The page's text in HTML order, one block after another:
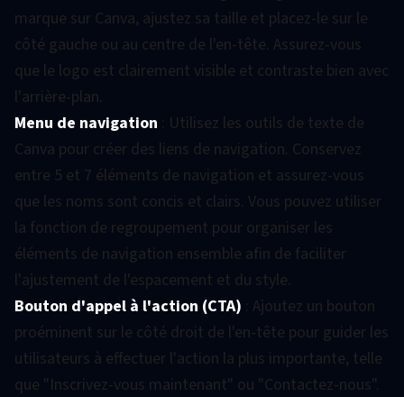
marque sur Canva, ajustez sa taille et placez-le sur le
côté gauche ou au centre de l'en-tête. Assurez-vous
que le logo est clairement visible et contraste bien avec
l'arrière-plan.
Menu de navigation : Utilisez les outils de texte de
Canva pour créer des liens de navigation. Conservez
entre 5 et 7 éléments de navigation et assurez-vous
que les noms sont concis et clairs. Vous pouvez utiliser
la fonction de regroupement pour organiser les
éléments de navigation ensemble afin de faciliter
l'ajustement de l'espacement et du style.
Bouton d'appel à l'action (CTA) : Ajoutez un bouton
proéminent sur le côté droit de l'en-tête pour guider les
utilisateurs à effectuer l'action la plus importante, telle
que "Inscrivez-vous maintenant" ou "Contactez-nous".